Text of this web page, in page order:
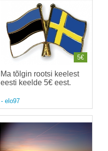
Ma tõlgin rootsi keelest
eesti keelde 5€ eest.
- elo97
5€